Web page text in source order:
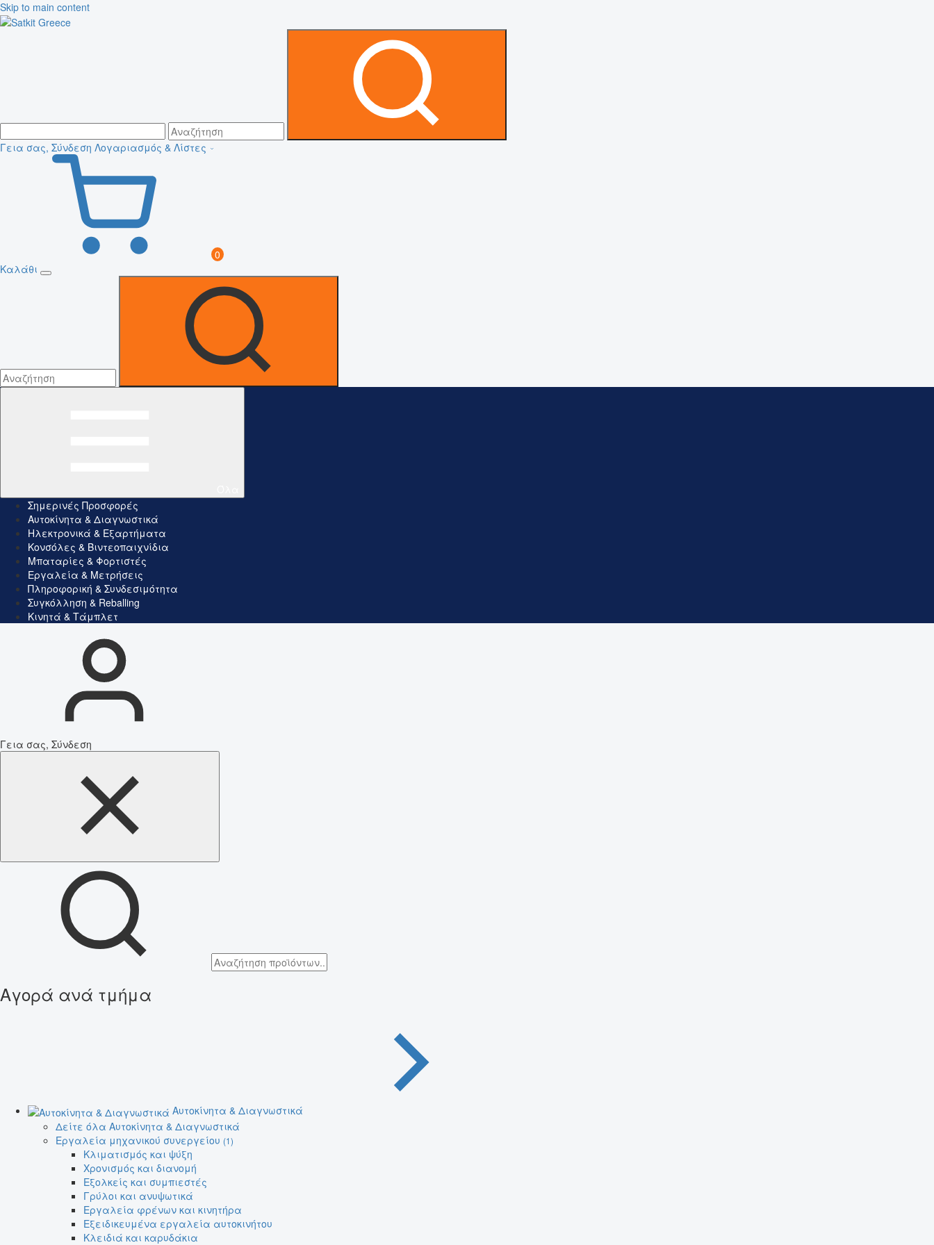
Skip to main content
Γεια σας, Σύνδεση Λογαριασμός & Λίστες
0
Καλάθι
Σημερινές Προσφορές
Αυτοκίνητα & Διαγνωστικά
Ηλεκτρονικά & Εξαρτήματα
Κονσόλες & Βιντεοπαιχνίδια
Μπαταρίες & Φορτιστές
Εργαλεία & Μετρήσεις
Πληροφορική & Συνδεσιμότητα
Συγκόλληση & Reballing
Κινητά & Τάμπλετ
Γεια σας, Σύνδεση
Αγορά ανά τμήμα
Αυτοκίνητα & Διαγνωστικά
Δείτε όλα Αυτοκίνητα & Διαγνωστικά
Εργαλεία μηχανικού συνεργείου (1)
Κλιματισμός και ψύξη
Χρονισμός και διανομή
Εξολκείς και συμπιεστές
Γρύλοι και ανυψωτικά
Εργαλεία φρένων και κινητήρα
Εξειδικευμένα εργαλεία αυτοκινήτου
Κλειδιά και καρυδάκια